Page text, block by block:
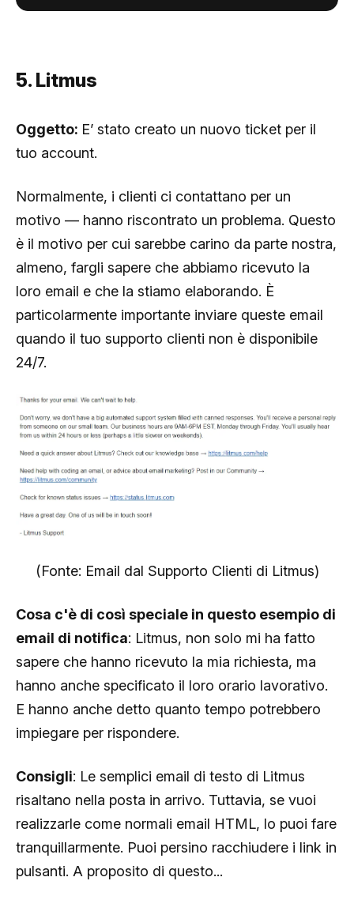
5. Litmus
Oggetto: E’ stato creato un nuovo ticket per il
tuo account.
Normalmente, i clienti ci contattano per un
motivo — hanno riscontrato un problema. Questo
è il motivo per cui sarebbe carino da parte nostra,
almeno, fargli sapere che abbiamo ricevuto la
loro email e che la stiamo elaborando. È
particolarmente importante inviare queste email
quando il tuo supporto clienti non è disponibile
24/7.
(Fonte: Email dal Supporto Clienti di Litmus)
Cosa c'è di così speciale in questo esempio di
email di notifica: Litmus, non solo mi ha fatto
sapere che hanno ricevuto la mia richiesta, ma
hanno anche specificato il loro orario lavorativo.
E hanno anche detto quanto tempo potrebbero
impiegare per rispondere.
Consigli: Le semplici email di testo di Litmus
risaltano nella posta in arrivo. Tuttavia, se vuoi
realizzarle come normali email HTML, lo puoi fare
tranquillarmente. Puoi persino racchiudere i link in
pulsanti. A proposito di questo...